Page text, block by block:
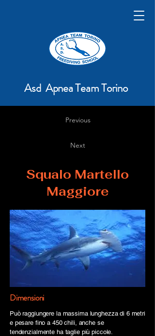
Asd Apnea Team Torino
Previous
Next
Squalo Martello
Maggiore
Dimensioni
Può raggiungere la massima lunghezza di 6 metri
e pesare fino a 450 chili, anche se
tendenzialmente ha taglie più piccole.